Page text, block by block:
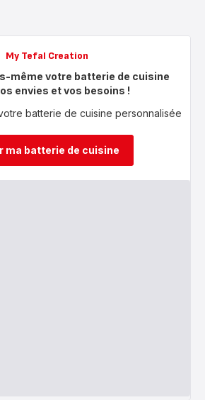
My Tefal Creation
même votre batterie de cuisine
envies et vos besoins !
batterie de cuisine personnalisée
ma batterie de cuisine